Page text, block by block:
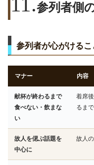
参列者側
参列者が心がけるこ
マナー 内容
献杯が終わるまで
食べない・飲まな
い
着席
るま
故人を偲ぶ話題を
中心に
故人